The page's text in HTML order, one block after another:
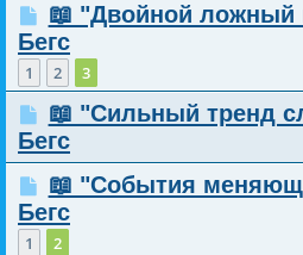
📖 "Двойной ложный
Бегс
1 2 3
📖 "Сильный тренд
Бегс
📖 "События
Бегс
1 2